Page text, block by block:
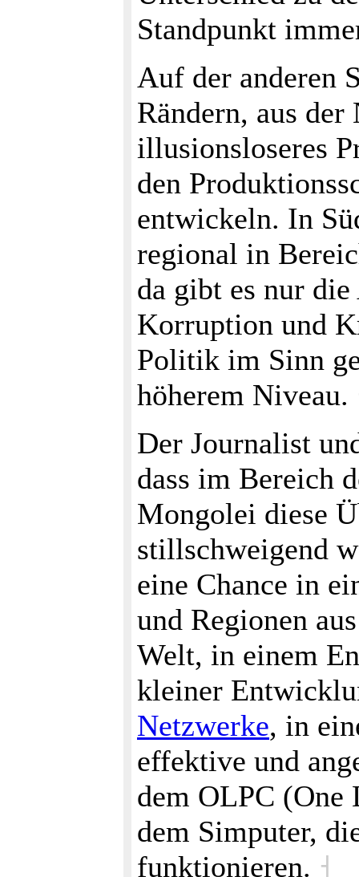
Standpunkt
Auf der anderen
Rändern, aus
illusionsloseres
den
entwickeln. In
regional in
da gibt es nur
Korruption und
Politik im Sinn
höherem Niveau.
Der Journalist
dass im Bereich
Mongolei diese
stillschweigend
eine Chance in
und Regionen
Welt, in einem
kleiner
Netzwerke, in
effektive und
dem OLPC (One
dem Simputer,
funktionieren. ˧